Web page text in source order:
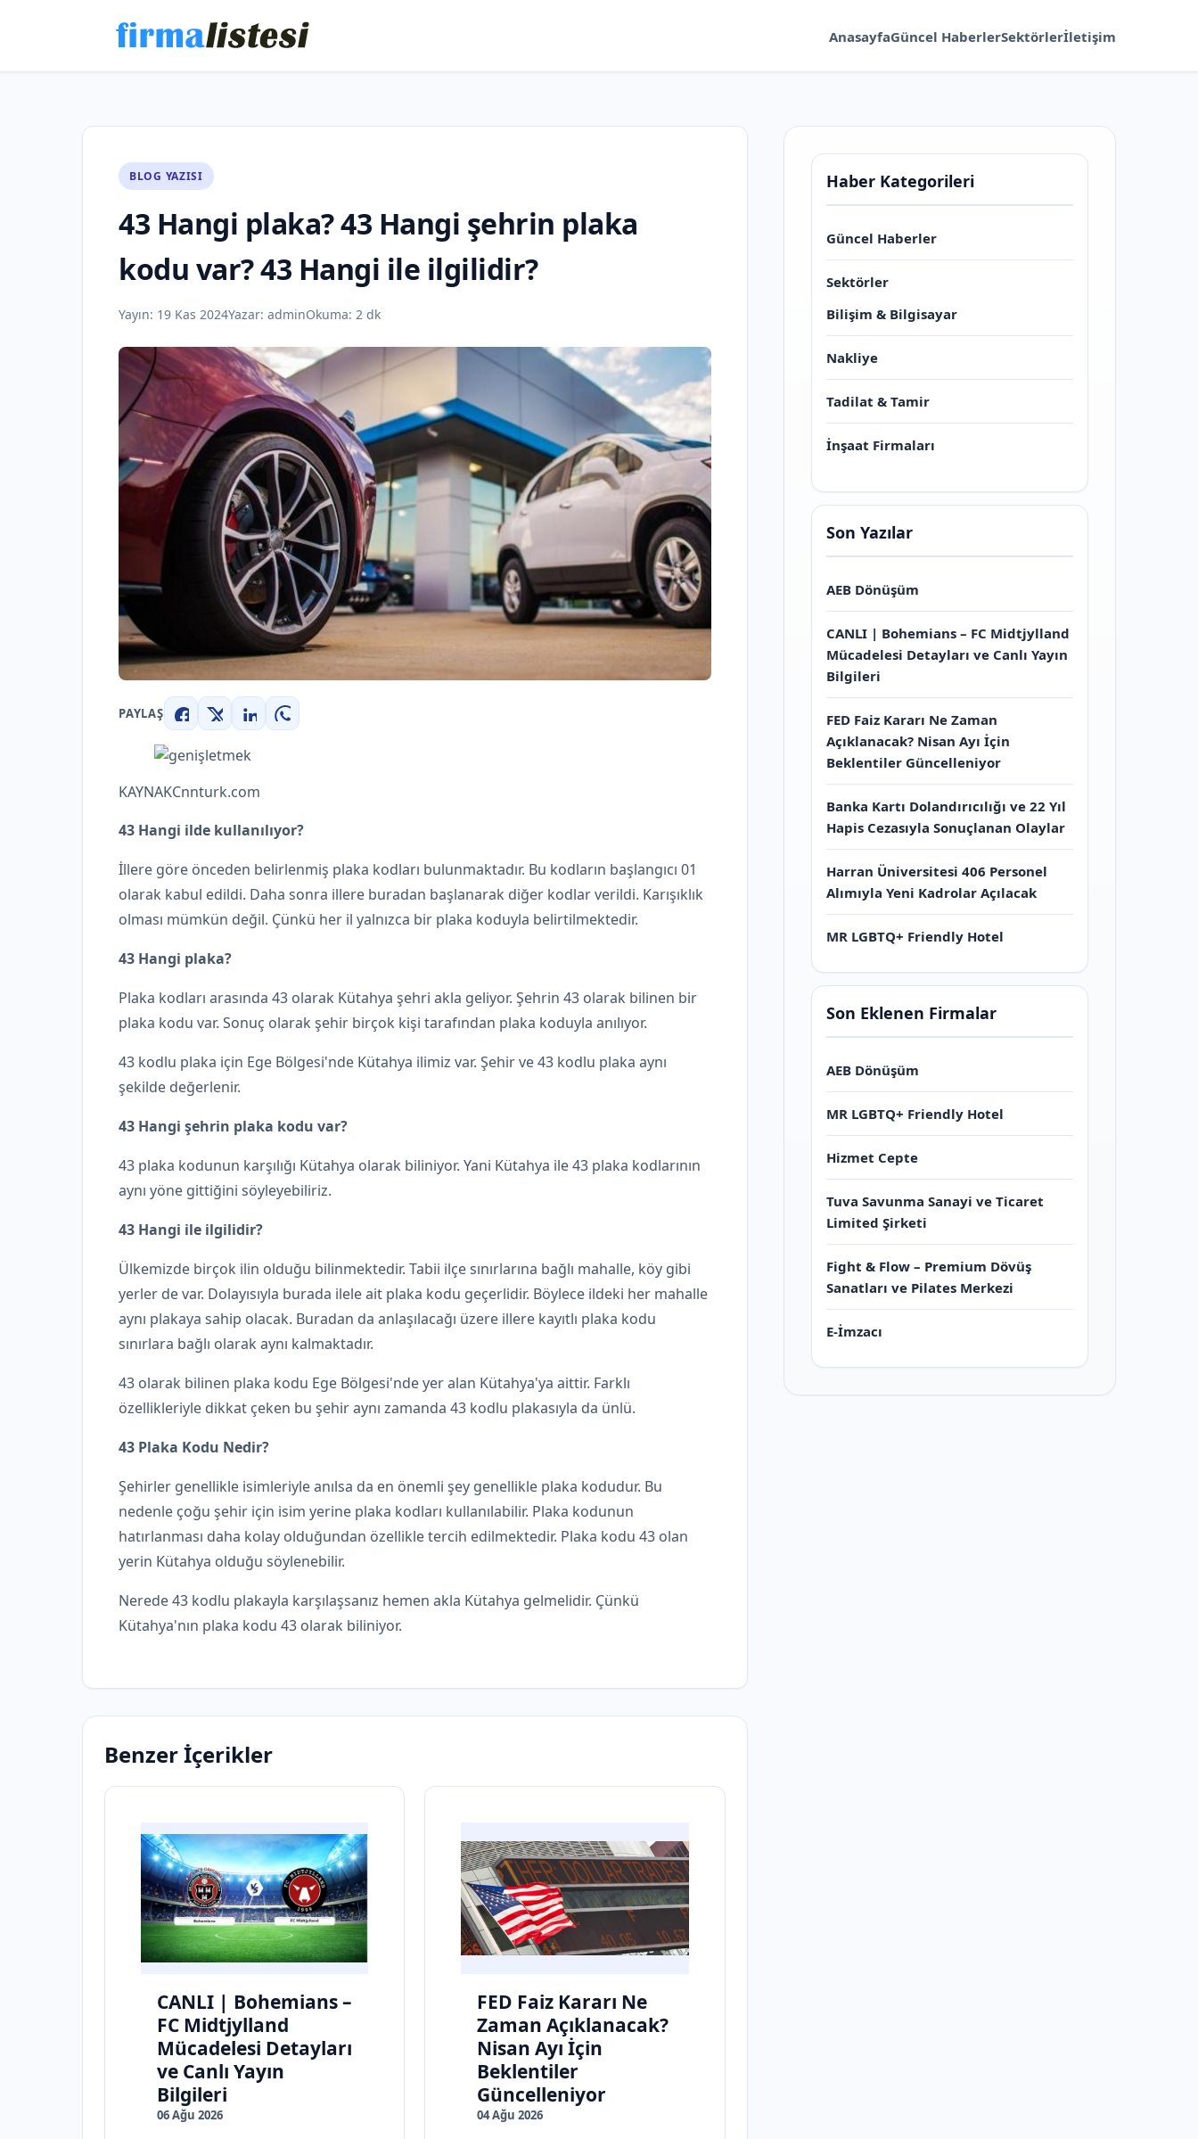
AnasayfaGüncel HaberlerSektörlerİletişim
BLOG YAZISI
43 Hangi plaka? 43 Hangi şehrin plaka
kodu var? 43 Hangi ile ilgilidir?
Yayın: 19 Kas 2024Yazar: adminOkuma: 2 dk
PAYLAŞ
Facebook
X LinkedInWhatsApp
KAYNAKCnnturk.com
43 Hangi ilde kullanılıyor?
İllere göre önceden belirlenmiş plaka kodları bulunmaktadır. Bu kodların başlangıcı 01
olarak kabul edildi. Daha sonra illere buradan başlanarak diğer kodlar verildi. Karışıklık
olması mümkün değil. Çünkü her il yalnızca bir plaka koduyla belirtilmektedir.
43 Hangi plaka?
Plaka kodları arasında 43 olarak Kütahya şehri akla geliyor. Şehrin 43 olarak bilinen bir
plaka kodu var. Sonuç olarak şehir birçok kişi tarafından plaka koduyla anılıyor.
43 kodlu plaka için Ege Bölgesi'nde Kütahya ilimiz var. Şehir ve 43 kodlu plaka aynı
şekilde değerlenir.
43 Hangi şehrin plaka kodu var?
43 plaka kodunun karşılığı Kütahya olarak biliniyor. Yani Kütahya ile 43 plaka kodlarının
aynı yöne gittiğini söyleyebiliriz.
43 Hangi ile ilgilidir?
Ülkemizde birçok ilin olduğu bilinmektedir. Tabii ilçe sınırlarına bağlı mahalle, köy gibi
yerler de var. Dolayısıyla burada ilele ait plaka kodu geçerlidir. Böylece ildeki her mahalle
aynı plakaya sahip olacak. Buradan da anlaşılacağı üzere illere kayıtlı plaka kodu
sınırlara bağlı olarak aynı kalmaktadır.
43 olarak bilinen plaka kodu Ege Bölgesi'nde yer alan Kütahya'ya aittir. Farklı
özellikleriyle dikkat çeken bu şehir aynı zamanda 43 kodlu plakasıyla da ünlü.
43 Plaka Kodu Nedir?
Şehirler genellikle isimleriyle anılsa da en önemli şey genellikle plaka kodudur. Bu
nedenle çoğu şehir için isim yerine plaka kodları kullanılabilir. Plaka kodunun
hatırlanması daha kolay olduğundan özellikle tercih edilmektedir. Plaka kodu 43 olan
yerin Kütahya olduğu söylenebilir.
Nerede 43 kodlu plakayla karşılaşsanız hemen akla Kütahya gelmelidir. Çünkü
Kütahya'nın plaka kodu 43 olarak biliniyor.
Benzer İçerikler
CANLI | Bohemians –
FC Midtjylland
Mücadelesi Detayları
ve Canlı Yayın
Bilgileri
06 Ağu 2026
FED Faiz Kararı Ne
Zaman Açıklanacak?
Nisan Ayı İçin
Beklentiler
Güncelleniyor
04 Ağu 2026
Haber Kategorileri
Güncel Haberler
Sektörler
Bilişim & Bilgisayar
Nakliye
Tadilat & Tamir
İnşaat Firmaları
Son Yazılar
AEB Dönüşüm
CANLI | Bohemians – FC Midtjylland
Mücadelesi Detayları ve Canlı Yayın
Bilgileri
FED Faiz Kararı Ne Zaman
Açıklanacak? Nisan Ayı İçin
Beklentiler Güncelleniyor
Banka Kartı Dolandırıcılığı ve 22 Yıl
Hapis Cezasıyla Sonuçlanan Olaylar
Harran Üniversitesi 406 Personel
Alımıyla Yeni Kadrolar Açılacak
MR LGBTQ+ Friendly Hotel
Son Eklenen Firmalar
AEB Dönüşüm
MR LGBTQ+ Friendly Hotel
Hizmet Cepte
Tuva Savunma Sanayi ve Ticaret
Limited Şirketi
Fight & Flow – Premium Dövüş
Sanatları ve Pilates Merkezi
E-İmzacı